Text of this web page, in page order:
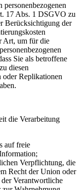
17 Abs. 1 DSGVO zu
Berücksichtigung der
Art, um für die
Sie als betroffene
diesen
oder Replikationen
die Verarbeitung
auf freie
Verpflichtung, die
Recht der Union oder
Verantwortliche